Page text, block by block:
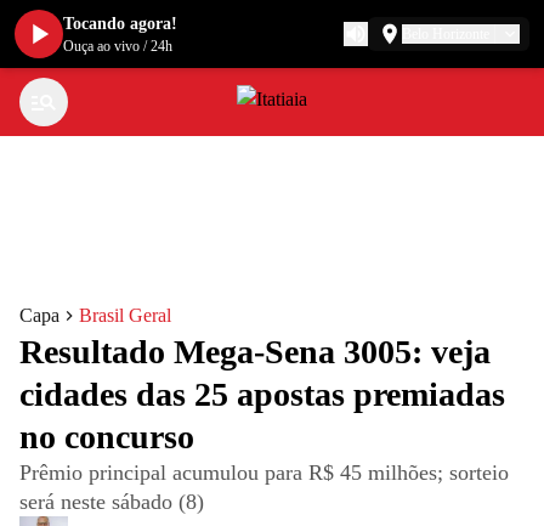
Capa Brasil Geral
Resultado Mega-Sena 3005: veja
cidades das 25 apostas premiadas
no concurso
Prêmio principal acumulou para R$ 45 milhões; sorteio
será neste sábado (8)
Tocando agora!
Ouça ao vivo /24h